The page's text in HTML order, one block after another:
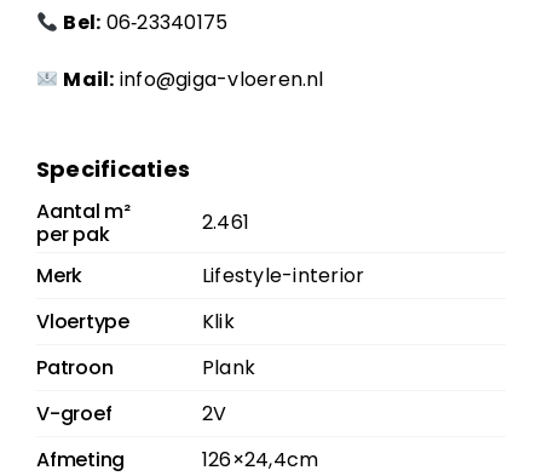
Bel: 06‑23340175
Mail: info@giga-vloeren.nl
Specificaties
Aantal m²
per pak
2.461
Merk
Lifestyle-interior
Vloertype
Klik
Patroon
Plank
V-groef
2V
Afmeting
126×24,4cm